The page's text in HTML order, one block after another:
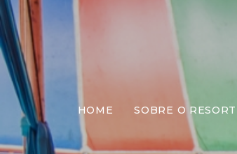
HOME SOBRE O RESORT